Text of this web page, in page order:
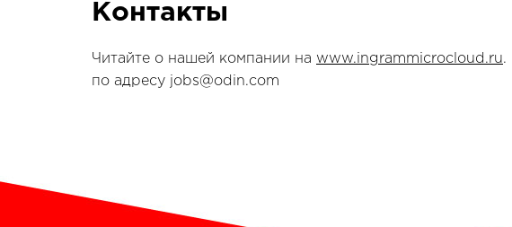
Контакты
Читайте о нашей компании на www.ingrammicrocloud.ru.
по адресу jobs@odin.com